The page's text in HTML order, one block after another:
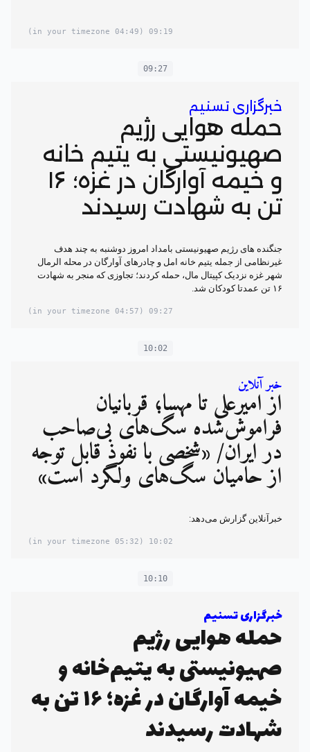
09:19
(04:49 in your timezone)
09:27
خبرگزاری تسنیم
حمله هوایی رژیم
صهیونیستی به یتیم خانه
و خیمه آوارگان در غزه؛ ۱۶
تن به شهادت رسیدند
جنگنده های رژیم صهیونیستی بامداد امروز دوشنبه به چند هدف
غیرنظامی از جمله یتیم خانه امل و چادرهای آوارگان در محله الرمال
شهر غزه نزدیک کپیتال مال، حمله کردند؛ تجاوزی که منجر به شهادت
۱۶ تن عمدتا کودکان شد.
09:27
(04:57 in your timezone)
10:02
خبر آنلاین
از امیرعلی تا مهسا؛ قربانیان
فراموش‌شده سگ‌های بی‌صاحب
در ایران/ «شخصی با نفوذ قابل توجه
از حامیان سگ‌های ولگرد است»
خبرآنلاین گزارش می‌دهد:
10:02
(05:32 in your timezone)
10:10
خبرگزاری تسنیم
حمله هوایی رژیم
صهیونیستی به یتیم‌خانه و
خیمه آوارگان در غزه؛ ۱۶ تن به
شهادت رسیدند